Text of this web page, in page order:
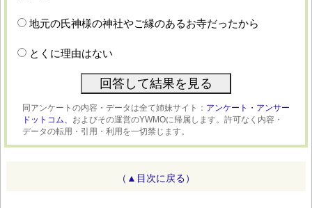
地元の氏神様の神社やご縁のあるお寺だったから
とくに理由はない
同アンケートの内容・データは全て姉妹サイト： アンケート・アンサー
ドットコム、 およびその運営のYWMOに帰属します。許可なく内容・
データの転用・引用・利用を一切禁じます。
（▲目次に戻る）